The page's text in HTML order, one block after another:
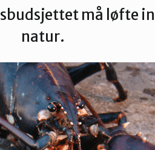
Vår historie
må løfte
natur.